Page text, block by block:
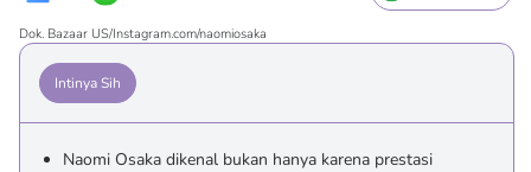
Dok. Bazaar US/Instagram.com/naomiosaka
Intinya Sih
Naomi Osaka dikenal bukan hanya karena prestasi